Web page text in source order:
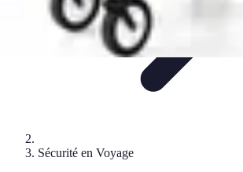
Sécurité en Voyage